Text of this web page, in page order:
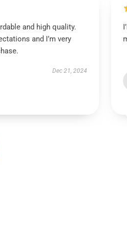
and high quality.
and I’m very
Dec 21, 2024